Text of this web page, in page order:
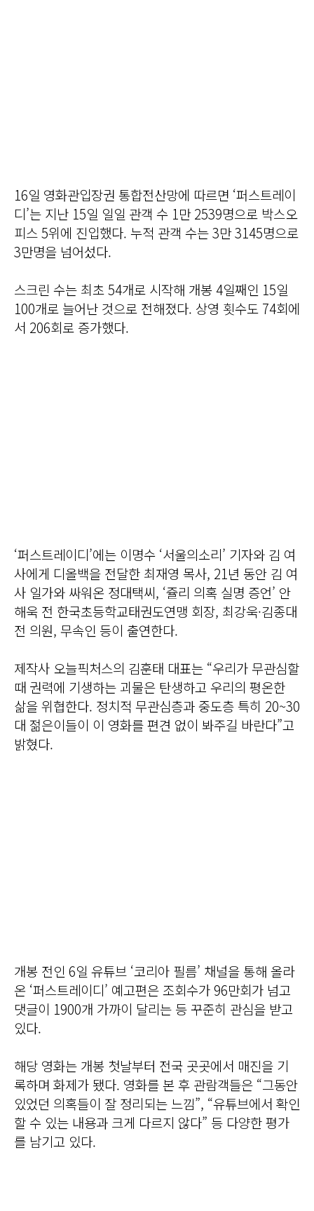
16일 영화관입장권 통합전산망에 따르면 ‘퍼스트레이
디’는 지난 15일 일일 관객 수 1만 2539명으로 박스오
피스 5위에 진입했다. 누적 관객 수는 3만 3145명으로
3만명을 넘어섰다.
스크린 수는 최초 54개로 시작해 개봉 4일째인 15일
100개로 늘어난 것으로 전해졌다. 상영 횟수도 74회에
서 206회로 증가했다.
‘퍼스트레이디’에는 이명수 ‘서울의소리’ 기자와 김 여
사에게 디올백을 전달한 최재영 목사, 21년 동안 김 여
사 일가와 싸워온 정대택씨, ‘쥴리 의혹 실명 증언’ 안
해욱 전 한국초등학교태권도연맹 회장, 최강욱·김종대
전 의원, 무속인 등이 출연한다.
제작사 오늘픽처스의 김훈태 대표는 “우리가 무관심할
때 권력에 기생하는 괴물은 탄생하고 우리의 평온한
삶을 위협한다. 정치적 무관심층과 중도층 특히 20~30
대 젊은이들이 이 영화를 편견 없이 봐주길 바란다”고
밝혔다.
개봉 전인 6일 유튜브 ‘코리아 필름’ 채널을 통해 올라
온 ‘퍼스트레이디’ 예고편은 조회수가 96만회가 넘고
댓글이 1900개 가까이 달리는 등 꾸준히 관심을 받고
있다.
해당 영화는 개봉 첫날부터 전국 곳곳에서 매진을 기
록하며 화제가 됐다. 영화를 본 후 관람객들은 “그동안
있었던 의혹들이 잘 정리되는 느낌”, “유튜브에서 확인
할 수 있는 내용과 크게 다르지 않다” 등 다양한 평가
를 남기고 있다.